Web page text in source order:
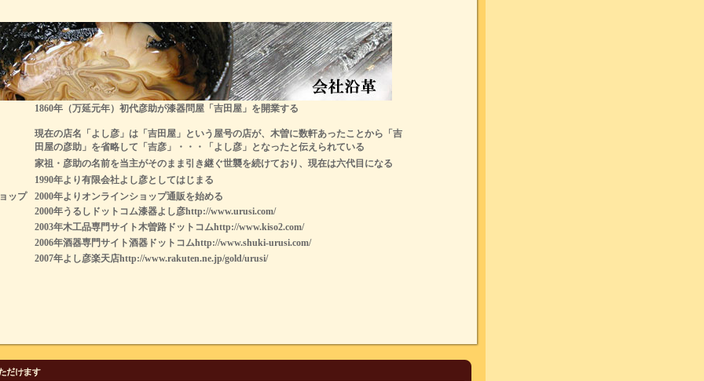
1860年（万延元年）初代彦助が漆器問屋「吉田屋」を開業する
現在の店名「よし彦」は「吉田屋」という屋号の店が、木曽に数軒あったことから「吉
田屋の彦助」を省略して「吉彦」・・・「よし彦」となったと伝えられている
家祖・彦助の名前を当主がそのまま引き継ぐ世襲を続けており、現在は六代目になる
1990年より有限会社よし彦としてはじまる
ップ
2000年よりオンラインショップ通販を始める
2000年うるしドットコム漆器よし彦http://www.urusi.com/
2003年木工品専門サイト木曽路ドットコムhttp://www.kiso2.com/
2006年酒器専門サイト酒器ドットコムhttp://www.shuki-urusi.com/
2007年よし彦楽天店http://www.rakuten.ne.jp/gold/urusi/